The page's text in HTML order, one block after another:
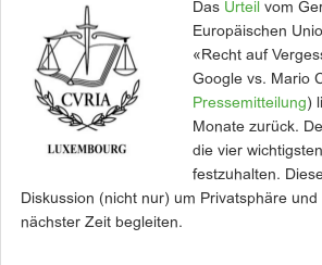
Das Urteil
vom
Europäischen
«Recht auf
Google vs. Mario
Pressemitteilung)
Monate zurück.
die vier
festzuhalten.
Diskussion (nicht nur) um Privatsphäre und
nächster Zeit begleiten.